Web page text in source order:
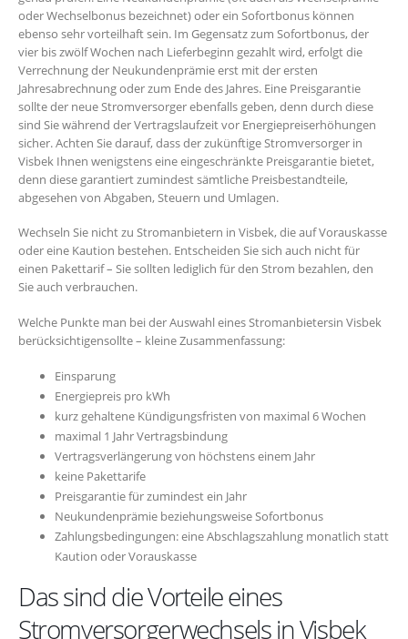
oder Wechselbonus bezeichnet) oder ein Sofortbonus können
ebenso sehr vorteilhaft sein. Im Gegensatz zum Sofortbonus, der
vier bis zwölf Wochen nach Lieferbeginn gezahlt wird, erfolgt die
Verrechnung der Neukundenprämie erst mit der ersten
Jahresabrechnung oder zum Ende des Jahres. Eine Preisgarantie
sollte der neue Stromversorger ebenfalls geben, denn durch diese
sind Sie während der Vertragslaufzeit vor Energiepreiserhöhungen
sicher. Achten Sie darauf, dass der zukünftige Stromversorger in
Visbek Ihnen wenigstens eine eingeschränkte Preisgarantie bietet,
denn diese garantiert zumindest sämtliche Preisbestandteile,
abgesehen von Abgaben, Steuern und Umlagen.
Wechseln Sie nicht zu Stromanbietern in Visbek, die auf Vorauskasse
oder eine Kaution bestehen. Entscheiden Sie sich auch nicht für
einen Pakettarif – Sie sollten lediglich für den Strom bezahlen, den
Sie auch verbrauchen.
Welche Punkte man bei der Auswahl eines Stromanbietersin Visbek
berücksichtigensollte – kleine Zusammenfassung:
Einsparung
Energiepreis pro kWh
kurz gehaltene Kündigungsfristen von maximal 6 Wochen
maximal 1 Jahr Vertragsbindung
Vertragsverlängerung von höchstens einem Jahr
keine Pakettarife
Preisgarantie für zumindest ein Jahr
Neukundenprämie beziehungsweise Sofortbonus
Zahlungsbedingungen: eine Abschlagszahlung monatlich statt
Kaution oder Vorauskasse
Das sind die Vorteile eines
Stromversorgerwechsels in Visbek